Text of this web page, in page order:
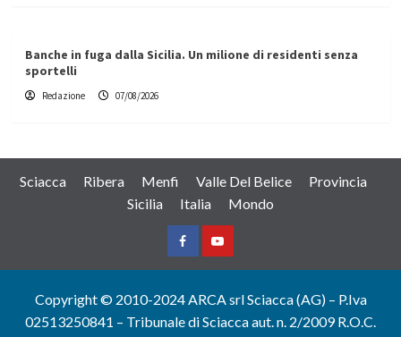
Banche in fuga dalla Sicilia. Un milione di residenti senza
sportelli
Redazione 07/08/2026
Sciacca Ribera Menfi Valle Del Belice
Provincia
Sicilia
Italia Mondo
FacebookYountube
Copyright © 2010-2024 ARCA srl Sciacca (AG) – P.Iva
02513250841 – Tribunale di Sciacca aut. n. 2/2009 R.O.C.